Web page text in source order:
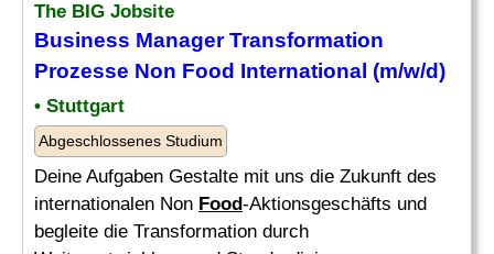
The BIG Jobsite
Business ManagerTransformation
Prozesse Non Food International (m/w/d)
• Stuttgart
Abgeschlossenes Studium
Deine Aufgaben Gestalte mit uns die Zukunft des
internationalen Non Food-Aktionsgeschäfts und
begleite die Transformation durch